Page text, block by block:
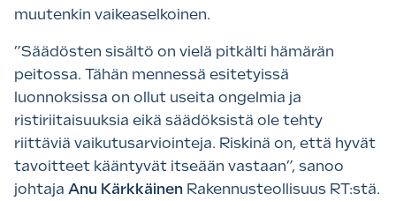
muutenkin vaikeaselkoinen.
”Säädösten sisältö on vielä pitkälti hämärän
peitossa. Tähän mennessä esitetyissä
luonnoksissa on ollut useita ongelmia ja
ristiriitaisuuksia eikä säädöksistä ole tehty
riittäviä vaikutusarviointeja. Riskinä on, että hyvät
tavoitteet kääntyvät itseään vastaan”, sanoo
johtaja Anu Kärkkäinen Rakennusteollisuus RT:stä.